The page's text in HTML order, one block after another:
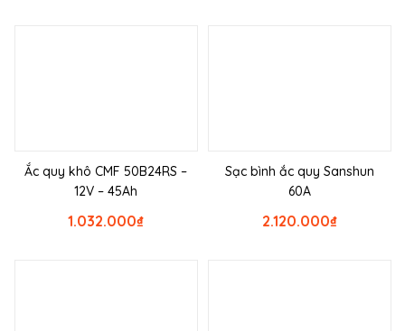
Ắc quy khô CMF 50B24RS –
12V – 45Ah
₫
1.032.000
Sạc bình ắc quy Sanshun
60A
₫
2.120.000